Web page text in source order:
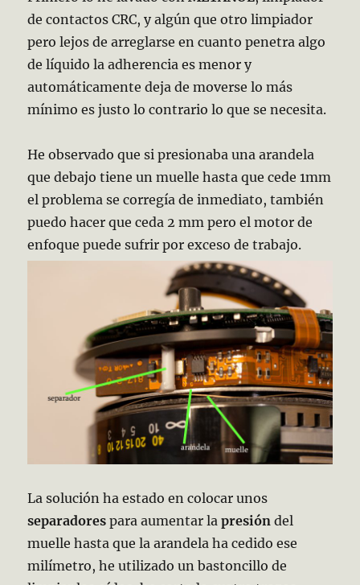
de contactos CRC, y algún que otro limpiador
pero lejos de arreglarse en cuanto penetra algo
de líquido la adherencia es menor y
automáticamente deja de moverse lo más
mínimo es justo lo contrario lo que se necesita.
He observado que si presionaba una arandela
que debajo tiene un muelle hasta que cede 1mm
el problema se corregía de inmediato, también
puedo hacer que ceda 2 mm pero el motor de
enfoque puede sufrir por exceso de trabajo.
La solución ha estado en colocar unos
separadores para aumentar lapresión del
muelle hasta que la arandela ha cedido ese
milímetro, he utilizado un bastoncillo de